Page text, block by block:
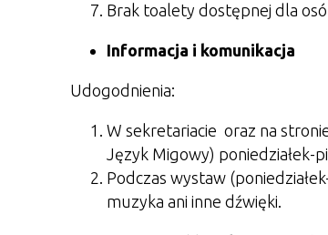
Brak toalety dostępnej dla
Informacja i komunikacja
Udogodnienia:
W sekretariacie oraz na
Język Migowy) poniedziałek-
Podczas wystaw
muzyka ani inne dźwięki.